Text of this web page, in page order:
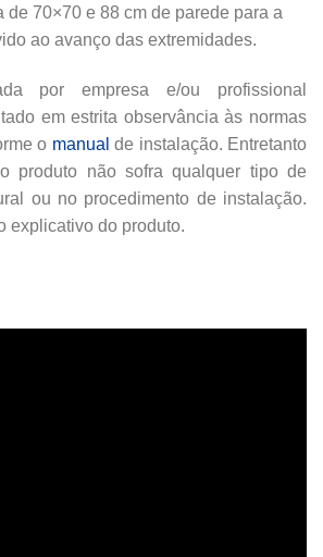
de 70×70 e 88 cm de parede para a
ao avanço das extremidades.
por empresa e/ou profissional
em estrita observância às normas
o manual de instalação. Entretanto
produto não sofra qualquer tipo de
ou no procedimento de instalação.
explicativo do produto.